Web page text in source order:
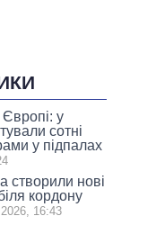
Європі: у
сотні
у підпалах
створили нові
кордону
16:43